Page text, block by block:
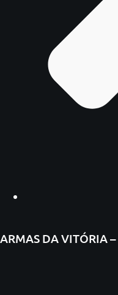
ARMAS DA VITÓRIA